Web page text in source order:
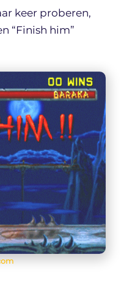
keer proberen,
“Finish him”